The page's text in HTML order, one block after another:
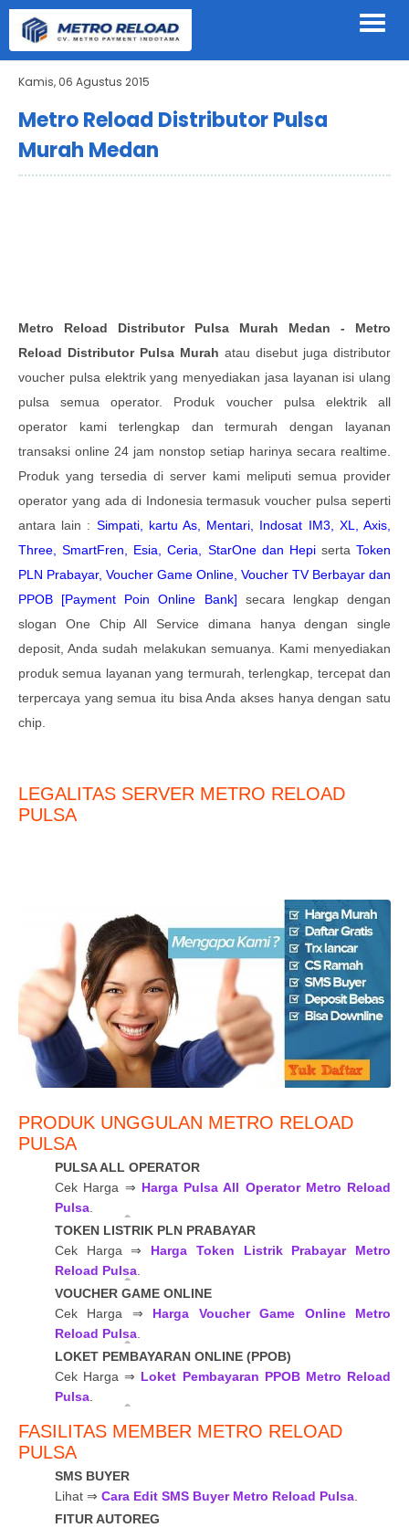
Kamis, 06 Agustus 2015
Metro Reload Distributor Pulsa
Murah Medan
Metro Reload Distributor Pulsa Murah Medan - Metro
Reload Distributor Pulsa Murah atau disebut juga distributor
voucher pulsa elektrik yang menyediakan jasa layanan isi ulang
pulsa semua operator. Produk voucher pulsa elektrik all
operator kami terlengkap dan termurah dengan layanan
transaksi online 24 jam nonstop setiap harinya secara realtime.
Produk yang tersedia di server kami meliputi semua provider
operator yang ada di Indonesia termasuk voucher pulsa seperti
antara lain : Simpati, kartu As, Mentari, Indosat IM3, XL, Axis,
Three, SmartFren, Esia, Ceria, StarOne dan Hepiserta Token
PLN Prabayar, Voucher Game Online, Voucher TV Berbayar dan
PPOB [Payment Poin Online Bank] secara lengkap dengan
slogan One Chip All Service dimana hanya dengan single
deposit, Anda sudah melakukan semuanya. Kami menyediakan
produk semua layanan yang termurah, terlengkap, tercepat dan
terpercaya yang semua itu bisa Anda akses hanya dengan satu
chip.
LEGALITAS SERVER METRO RELOAD
PULSA
PRODUK UNGGULAN METRO RELOAD
PULSA
PULSA ALL OPERATOR
Cek Harga ⇒ Harga Pulsa All Operator Metro Reload
Pulsa
TOKEN LISTRIK PLN PRABAYAR
Cek Harga ⇒ Harga Token Listrik Prabayar Metro
Reload Pulsa
VOUCHER GAME ONLINE
Cek Harga ⇒ Harga Voucher Game Online Metro
Reload Pulsa
LOKET PEMBAYARAN ONLINE (PPOB)
Cek Harga ⇒ Loket Pembayaran PPOB Metro Reload
Pulsa
FASILITAS MEMBER METRO RELOAD
PULSA
SMS BUYER
Lihat ⇒ Cara Edit SMS Buyer Metro Reload Pulsa.
FITUR AUTOREG